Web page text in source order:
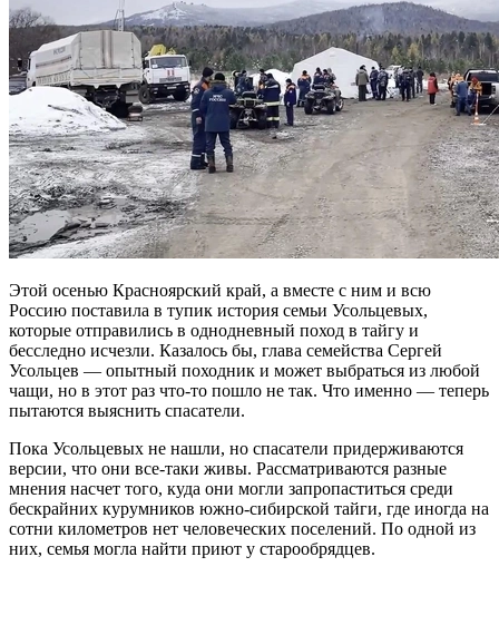
Этой осенью Красноярский край, а вместе с ним и всю
Россию поставила в тупик история семьи Усольцевых,
которые отправились в однодневный поход в тайгу и
бесследно исчезли. Казалось бы, глава семейства Сергей
Усольцев — опытный походник и может выбраться из любой
чащи, но в этот раз что-то пошло не так. Что именно — теперь
пытаются выяснить спасатели.
Пока Усольцевых не нашли, но спасатели придерживаются
версии, что они все-таки живы. Рассматриваются разные
мнения насчет того, куда они могли запропаститься среди
бескрайних курумников южно-сибирской тайги, где иногда на
сотни километров нет человеческих поселений. По одной из
них, семья могла найти приют у старообрядцев.